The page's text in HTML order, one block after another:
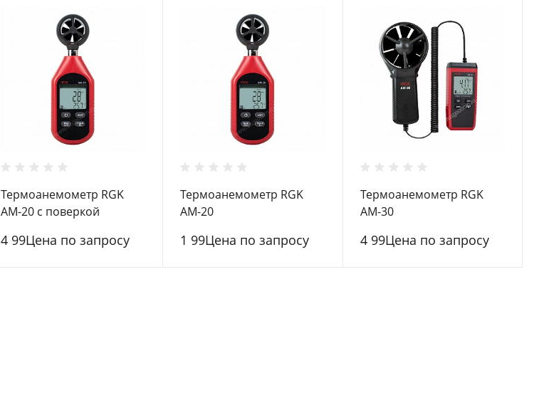
Термоанемометр RGK
AM-20 с поверкой
4 99Цена по запросу
Термоанемометр RGK
AM-20
1 99Цена по запросу
Термоанемометр RGK
AM-30
4 99Цена по запросу